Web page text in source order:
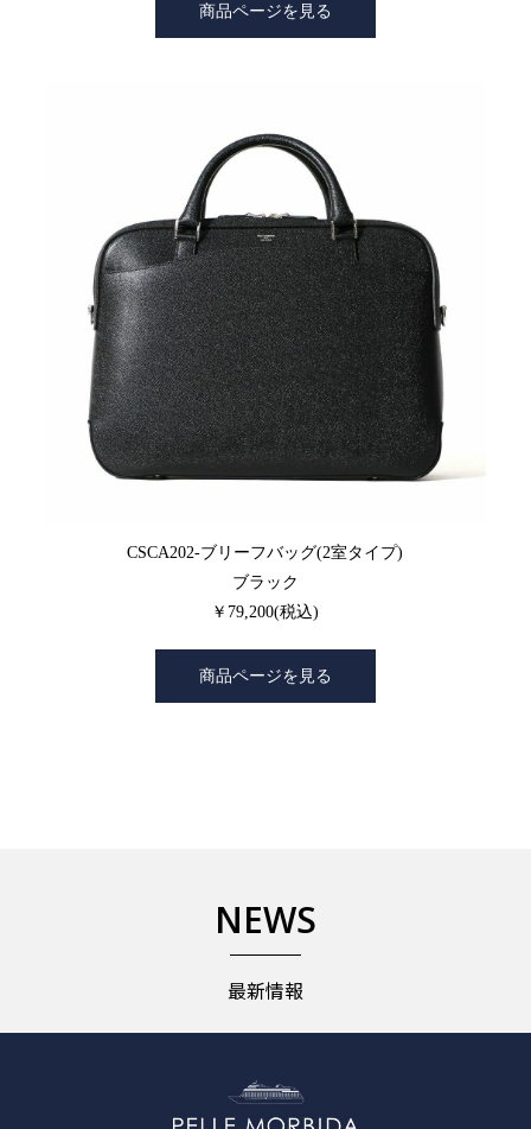
商品ページを見る
CSCA202-ブリーフバッグ(2室タイプ)
ブラック
￥79,200(税込)
商品ページを見る
NEWS
最新情報